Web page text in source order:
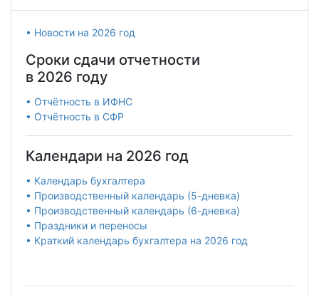
• Новости на 2026 год
Сроки сдачи отчетности
в 2026 году
• Отчётность в ИФНС
• Отчётность в СФР
Календари на 2026 год
• Календарь бухгалтера
• Производственный календарь (5-дневка)
• Производственный календарь (6-дневка)
• Праздники и переносы
• Краткий календарь бухгалтера на 2026 год